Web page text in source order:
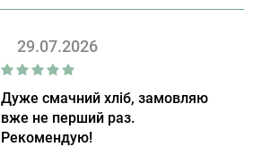
29.07.2026
Дуже смачний хліб, замовляю
вже не перший раз.
Рекомендую!